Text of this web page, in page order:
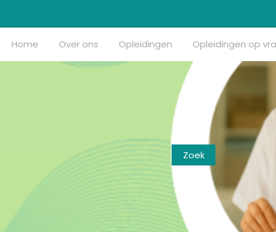
Home Over ons Opleidingen Opleidingen op